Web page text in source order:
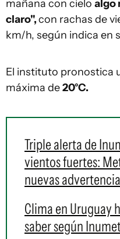
mañana con cielo algo
claro",con rachas de
km/h, según indica en
El instituto pronostica
máxima de20°C.
Triple alerta de
vientos fuertes:
nuevas
Clima en Uruguay
saber según